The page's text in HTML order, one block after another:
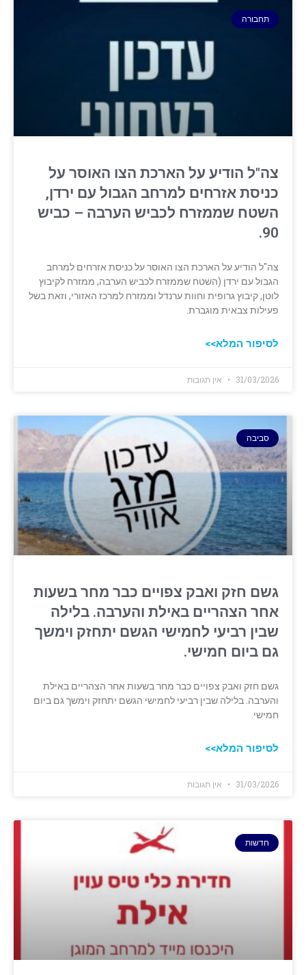
תחבורה
צה"ל הודיע על הארכת הצו האוסר על
כניסת אזרחים למרחב הגבול עם ירדן,
השטח שממזרח לכביש הערבה – כביש
90.
צה"ל הודיע על הארכת הצו האוסר על כניסת אזרחים למרחב
הגבול עם ירדן (השטח שממזרח לכביש הערבה, ממזרח לקיבוץ
לוטן, קיבוץ גרופית וחוות ערנדל וממזרח למרכז האזורי, וזאת בשל
פעילות צבאית מוגברת.
לסיפור המלא>>
31/03/2026 אין תגובות
סביבה
גשם חזק ואבק צפויים כבר מחר בשעות
אחר הצהריים באילת והערבה. בלילה
שבין רביעי לחמישי הגשם יתחזק וימשך
גם ביום חמישי.
גשם חזק ואבק צפויים כבר מחר בשעות אחר הצהריים באילת
והערבה. בלילה שבין רביעי לחמישי הגשם יתחזק וימשך גם ביום
חמישי.
לסיפור המלא>>
31/03/2026 אין תגובות
חדשות